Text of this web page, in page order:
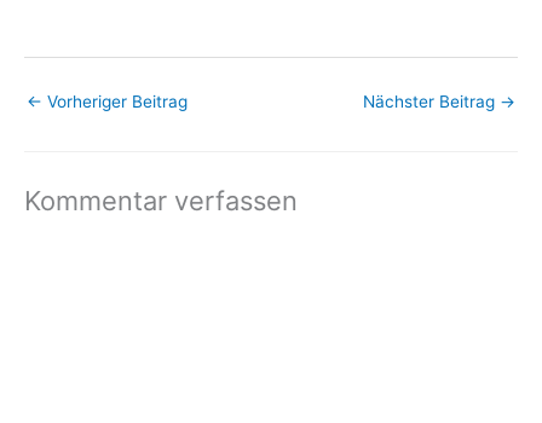
← Vorheriger Beitrag Nächster Beitrag →
Kommentar verfassen